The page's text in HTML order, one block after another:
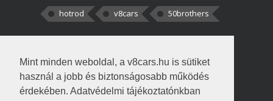
Mint minden weboldal, a v8cars.hu is sütiket
használ a jobb és biztonságosabb működés
érdekében. Adatvédelmi tájékoztatónkban
hotrod
v8cars 50brothers
kortisz:Elszúrtam! Én csak két
darabbaal számoltam. Nem tudtam, hogy fél autót,